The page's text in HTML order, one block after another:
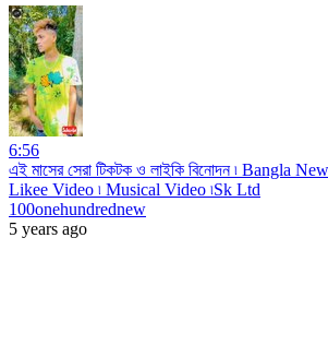
6:56
এই মাসের সেরা টিকটক ও লাইকি বিনোদন ৷ Bangla
Likee Video ৷ Musical Video ৷Sk Ltd
100onehundrednew
5 years ago